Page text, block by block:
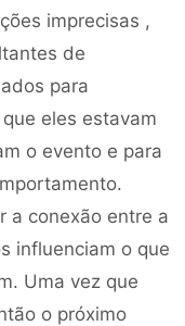
imprecisas ,
de
​​para
eles estavam
o evento e para
a conexão entre a
influenciam o que
Uma vez que
o próximo